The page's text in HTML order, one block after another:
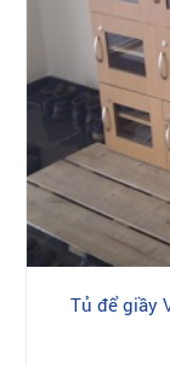
Tủ để giầy